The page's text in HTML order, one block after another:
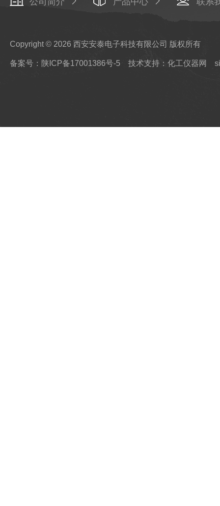
Copyright © 2026 西安安泰电子科技有限公司 版权所有
备案号：陕ICP备17001386号-5 技术支持：化工仪器网